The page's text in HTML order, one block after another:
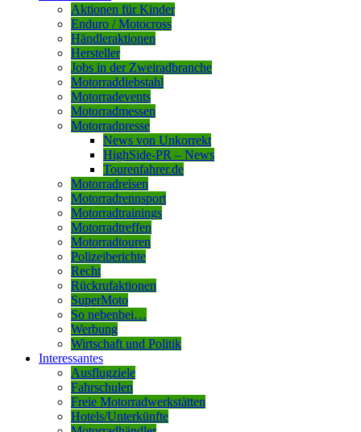
Aktionen für Kinder
Enduro / Motocross
Händleraktionen
Hersteller
Jobs in der Zweiradbranche
Motorraddiebstahl
Motorradevents
Motorradmessen
Motorradpresse
News von Unkorrekt
HighSide-PR – News
Tourenfahrer.de
Motorradreisen
Motorradrennsport
Motorradtrainings
Motorradtreffen
Motorradtouren
Polizeiberichte
Recht
Rückrufaktionen
SuperMoto
So nebenbei…
Werbung
Wirtschaft und Politik
Interessantes
Ausflugziele
Fahrschulen
Freie Motorradwerkstätten
Hotels/Unterkünfte